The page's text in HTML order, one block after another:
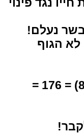
נעלם!
לא הגוף
"(81) = 176 =